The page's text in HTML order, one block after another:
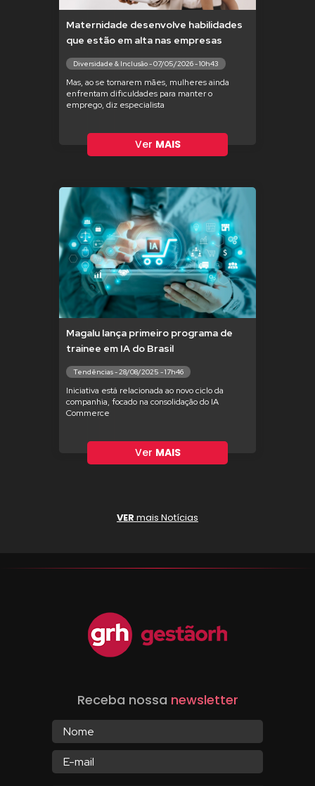
Maternidade desenvolve habilidades
que estão em alta nas empresas
Diversidade & Inclusão - 07/05/2026 - 10h43
Mas, ao se tornarem mães, mulheres ainda
enfrentam dificuldades para manter o
emprego, diz especialista
Ver MAIS
Magalu lança primeiro programa de
trainee em IA do Brasil
Tendências - 28/08/2025 - 17h46
Iniciativa está relacionada ao novo ciclo da
companhia, focado na consolidação do IA
Commerce
Ver MAIS
VER mais Notícias
Receba nossa newsletter